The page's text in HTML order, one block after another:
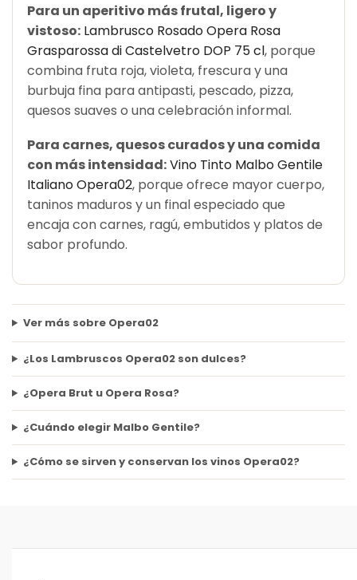
Para un aperitivo más frutal, ligero y
vistoso: Lambrusco Rosado Opera Rosa
Grasparossa di Castelvetro DOP 75 cl, porque
combina fruta roja, violeta, frescura y una
burbuja fina para antipasti, pescado, pizza,
quesos suaves o una celebración informal.
Para carnes, quesos curados y una comida
con más intensidad:Vino Tinto Malbo Gentile
Italiano Opera02, porque ofrece mayor cuerpo,
taninos maduros y un final especiado que
encaja con carnes, ragú, embutidos y platos de
sabor profundo.
Ver más sobre Opera02
¿Los Lambruscos Opera02 son dulces?
¿Opera Brut u Opera Rosa?
¿Cuándo elegir Malbo Gentile?
¿Cómo se sirven y conservan los vinos Opera02?